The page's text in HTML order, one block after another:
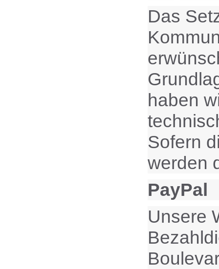
Das
haben
Sofern
werden
PayPal
Unsere